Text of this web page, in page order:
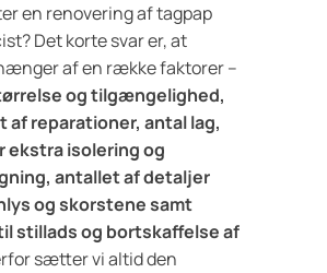
en renovering af tagpap
Det korte svar er, at
af en række faktorer –
og tilgængelighed,
af reparationer, antal lag,
ekstra isolering og
antallet af detaljer
og skorstene samt
stillads og bortskaffelse af
sætter vi altid den